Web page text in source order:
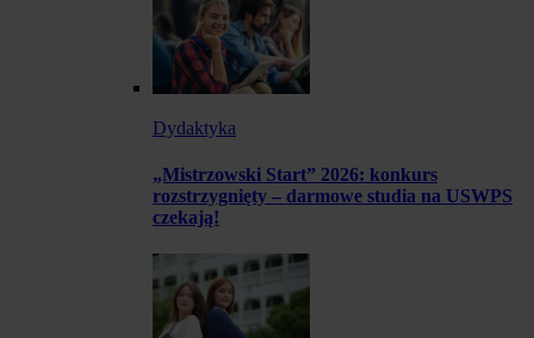
Dydaktyka
„Mistrzowski Start” 2026: konkurs
rozstrzygnięty – darmowe studia na USWPS
czekają!